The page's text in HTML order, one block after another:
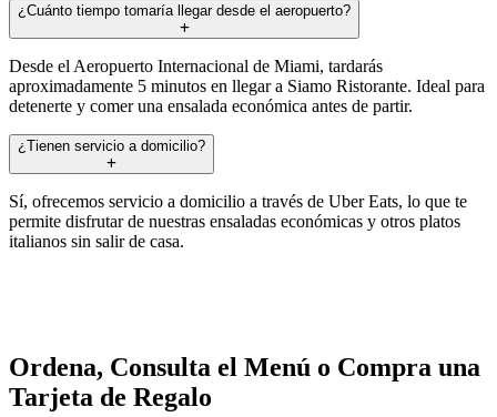
¿Cuánto tiempo tomaría llegar desde el aeropuerto?
Desde el Aeropuerto Internacional de Miami, tardarás
aproximadamente 5 minutos en llegar a Siamo Ristorante. Ideal para
detenerte y comer una ensalada económica antes de partir.
¿Tienen servicio a domicilio?
Sí, ofrecemos servicio a domicilio a través de Uber Eats, lo que te
permite disfrutar de nuestras ensaladas económicas y otros platos
italianos sin salir de casa.
Ordena, Consulta el Menú o Compra una
Tarjeta de Regalo